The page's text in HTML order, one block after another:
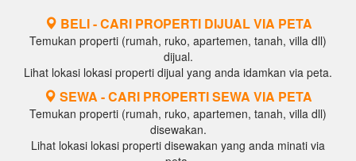
BELI - CARI PROPERTI DIJUAL VIA PETA
Temukan properti (rumah, ruko, apartemen, tanah, villa dll)
dijual.
Lihat lokasi lokasi properti dijual yang anda idamkan via peta.
SEWA - CARI PROPERTI SEWA VIA PETA
Temukan properti (rumah, ruko, apartemen, tanah, villa dll)
disewakan.
Lihat lokasi lokasi properti disewakan yang anda minati via